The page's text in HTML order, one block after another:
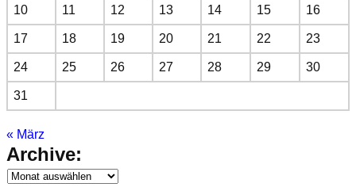
10 11 12 13 14 15 16
17 18 19 20 21 22 23
24 25 26 27 28 29 30
31
« März
Archive: